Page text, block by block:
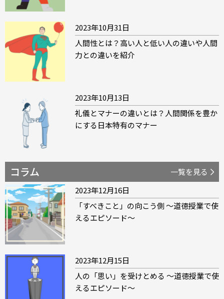
2023年10月31日
人間性とは？高い人と低い人の違いや人間
力との違いを紹介
2023年10月13日
礼儀とマナーの違いとは？人間関係を豊か
にする日本特有のマナー
コラム
一覧を見る
2023年12月16日
「すべきこと」の向こう側 ～道徳授業で使
えるエピソード～
2023年12月15日
人の「思い」を受けとめる ～道徳授業で使
えるエピソード～